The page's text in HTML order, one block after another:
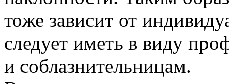
тоже зависит от
следует иметь в виду
и соблазнительницам.